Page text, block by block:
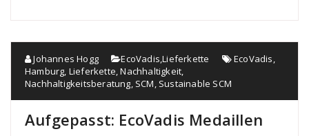
Johannes Hogg EcoVadis,Lieferkette EcoVadis,
Hamburg, Lieferkette,Nachhaltigkeit,
Nachhaltigkeitsberatung, SCM, Sustainable SCM
Aufgepasst: EcoVadis Medaillen